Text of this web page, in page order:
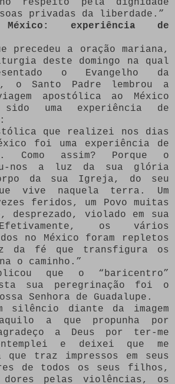
respeito pela dignidade
privadas da liberdade.”
experiência de
precedeu a oração mariana,
deste domingo na qual
o Evangelho da
o Santo Padre lembrou a
apostólica ao México
uma experiência de
que realizei nos dias
foi uma experiência de
Como assim? Porque o
nos a luz da sua glória
da sua Igreja, do seu
vive naquela terra. Um
feridos, um Povo muitas
desprezado, violado em sua
os vários
no México foram repletos
da fé que transfigura os
o caminho.”
que o “baricentro”
sua peregrinação foi o
Senhora de Guadalupe.
silêncio diante da imagem
a que propunha por
a Deus por ter-me
e deixei que me
que traz impressos em seus
de todos os seus filhos,
pelas violências, os